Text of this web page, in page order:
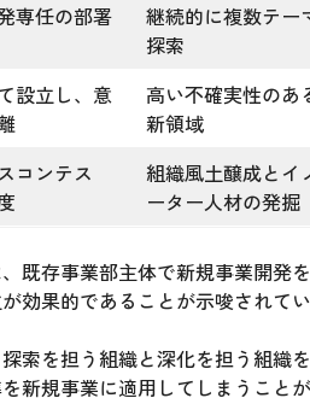
専任の部署
継続的に複数テー
探索
設立し、意
高い不確実性のあ
新領域
コンテス
組織風土醸成とイ
ーター人材の発掘
既存事業部主体で新規事業開発
効果的であることが示唆されてい
索を担う組織と深化を担う組織
新規事業に適用してしまうこと